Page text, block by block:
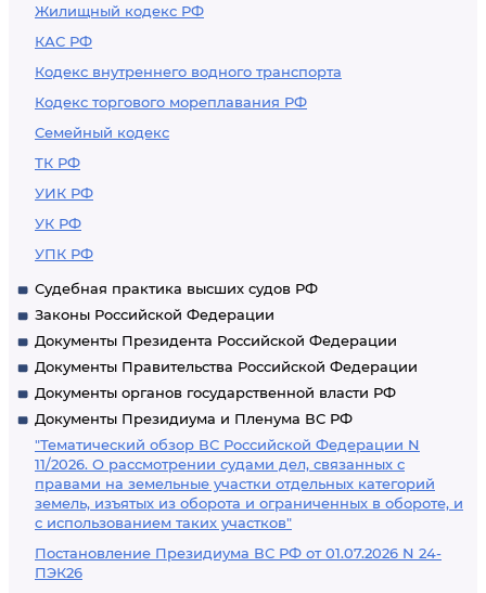
Жилищный кодекс РФ
КАС РФ
Кодекс внутреннего водного транспорта
Кодекс торгового мореплавания РФ
Семейный кодекс
ТК РФ
УИК РФ
УК РФ
УПК РФ
Судебная практика высших судов РФ
Законы Российской Федерации
Документы Президента Российской Федерации
Документы Правительства Российской Федерации
Документы органов государственной власти РФ
Документы Президиума и Пленума ВС РФ
"Тематический обзор ВС Российской Федерации N
11/2026. О рассмотрении судами дел, связанных с
правами на земельные участки отдельных категорий
земель, изъятых из оборота и ограниченных в обороте, и
с использованием таких участков"
Постановление Президиума ВС РФ от 01.07.2026 N 24-
ПЭК26